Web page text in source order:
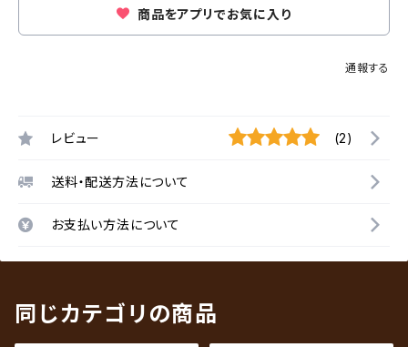
商品をアプリでお気に入り
通報する
レビュー (2)
送料・配送方法について
お支払い方法について
同じカテゴリの商品